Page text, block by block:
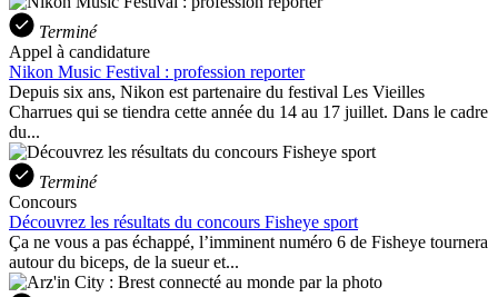
Terminé
Appel à candidature
Nikon Music Festival : profession reporter
Depuis six ans, Nikon est partenaire du festival Les Vieilles
Charrues qui se tiendra cette année du 14 au 17 juillet. Dans le cadre
du...
Terminé
Concours
Découvrez les résultats du concours Fisheye sport
Ça ne vous a pas échappé, l’imminent numéro 6 de Fisheye tournera
autour du biceps, de la sueur et...